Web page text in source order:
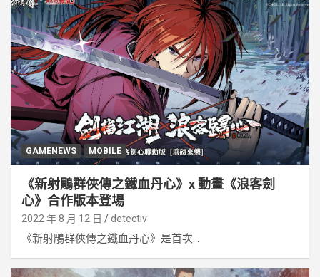
GAMENEWS MOBILE
《新射鵰群俠傳之鐵血丹心》x 動畫《浪客劍
心》合作版本登場
2022 年 8 月 12 日 detectiv
《新射鵰群俠傳之鐵血丹心》是首次...